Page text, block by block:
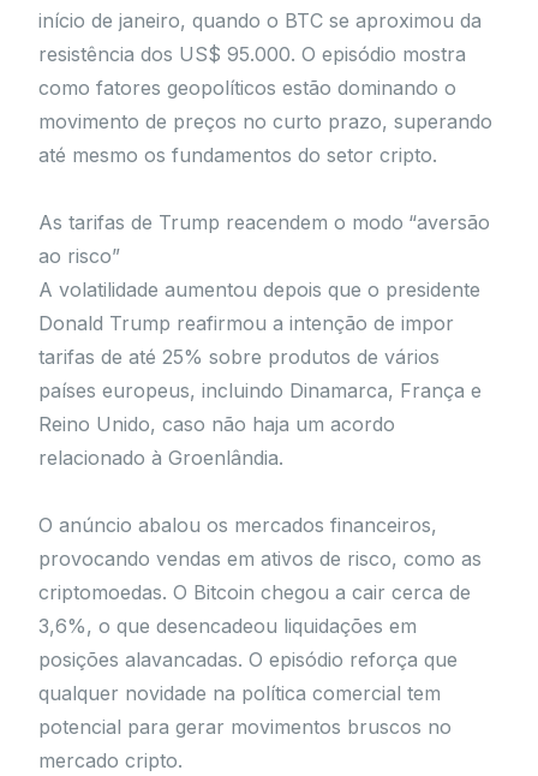
início de janeiro, quando o BTC se aproximou da
resistência dos US$ 95.000. O episódio mostra
como fatores geopolíticos estão dominando o
movimento de preços no curto prazo, superando
até mesmo os fundamentos do setor cripto.
As tarifas de Trump reacendem o modo “aversão
ao risco”
A volatilidade aumentou depois que o presidente
Donald Trump reafirmou a intenção de impor
tarifas de até 25% sobre produtos de vários
países europeus, incluindo Dinamarca, França e
Reino Unido, caso não haja um acordo
relacionado à Groenlândia.
O anúncio abalou os mercados financeiros,
provocando vendas em ativos de risco, como as
criptomoedas. O Bitcoin chegou a cair cerca de
3,6%, o que desencadeou liquidações em
posições alavancadas. O episódio reforça que
qualquer novidade na política comercial tem
potencial para gerar movimentos bruscos no
mercado cripto.